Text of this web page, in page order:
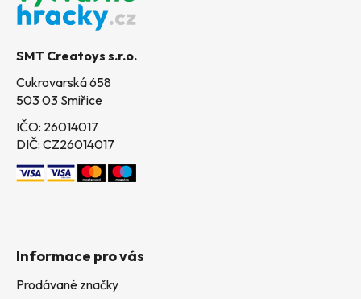
SMT Creatoys s.r.o.
Cukrovarská 658
503 03 Smiřice
IČO: 26014017
DIČ: CZ26014017
Informace pro vás
Prodávané značky